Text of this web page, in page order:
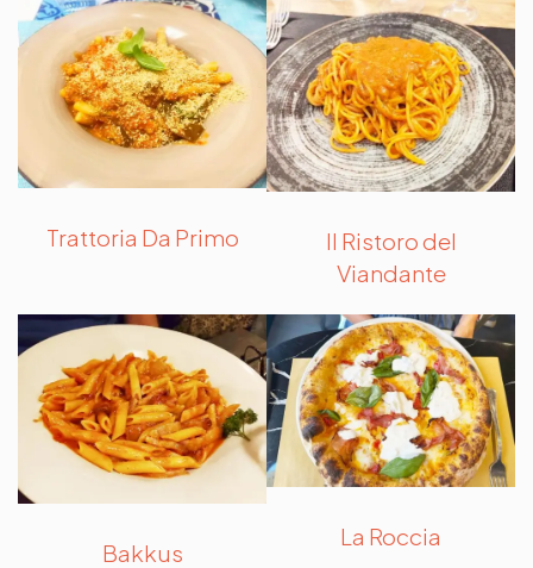
Trattoria Da Primo
Il Ristoro del
Viandante
Bakkus
La Roccia